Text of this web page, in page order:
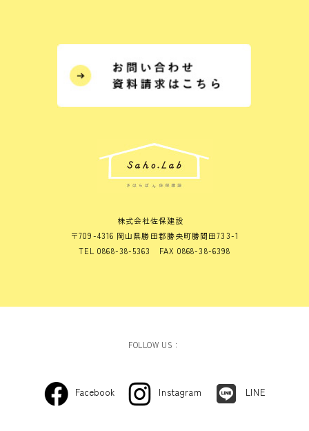
株式会社佐保建設
〒709-4316 岡山県勝田郡勝央町勝間田733-1
TEL 0868-38-5363 FAX 0868-38-6398
FOLLOW US：
Facebook Instagram LINE